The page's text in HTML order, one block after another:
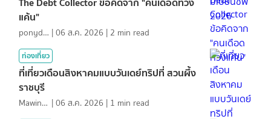
แค้น"
ponydiary |06 ส.ค. 2026 | 2 min read
ท่องเที่ยว
ที่เที่ยวเดือนสิงหาคมแบบวันเดย์ทริปที่ สวนผึ้ง
ราชบุรี
MawinMatravel |06 ส.ค. 2026 | 1 min read